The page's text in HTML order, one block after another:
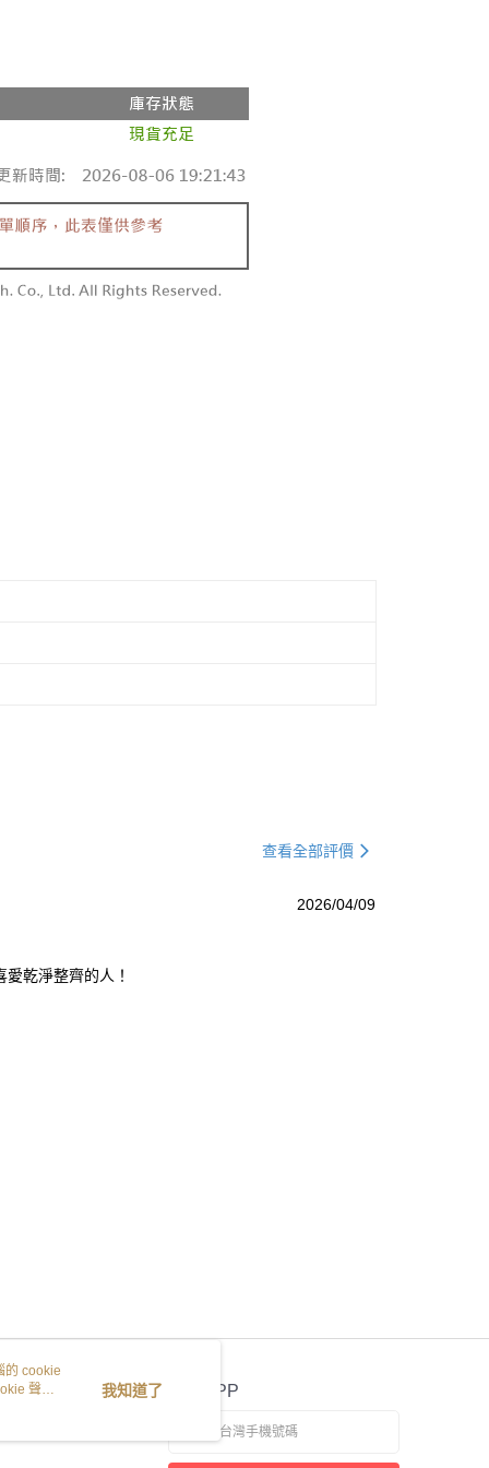
查看全部評價
2026/04/09
乾淨整齊的人！
官方APP
的 cookie
聲明
我知道了